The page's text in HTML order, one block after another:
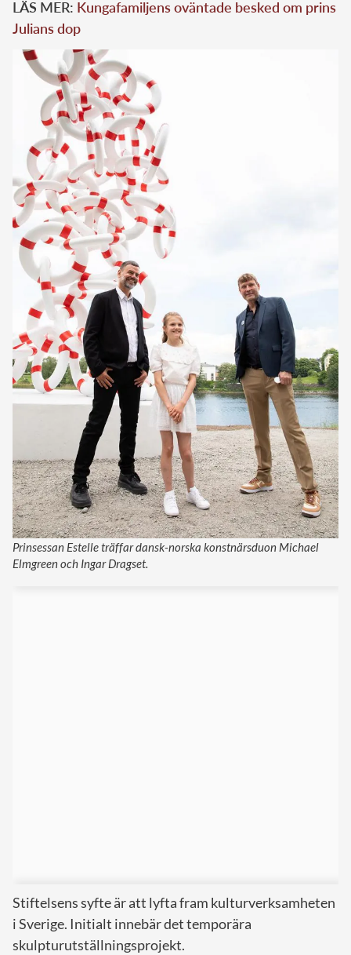
LÄS MER: Kungafamiljens oväntade besked om prins
Julians dop
Prinsessan Estelle träffar dansk-norska konstnärsduon Michael
Elmgreen och Ingar Dragset.
Stiftelsens syfte är att lyfta fram kulturverksamheten
i Sverige. Initialt innebär det temporära
skulpturutställningsprojekt.